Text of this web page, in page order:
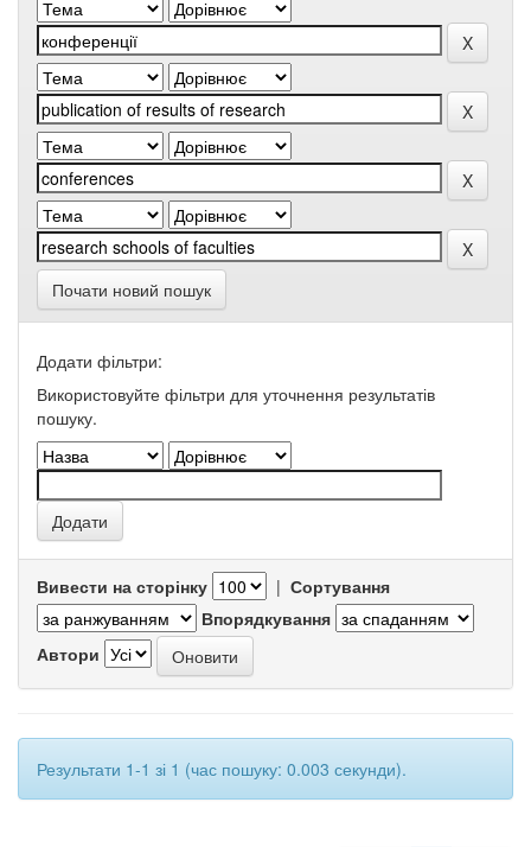
Почати новий пошук
Додати фільтри:
Використовуйте фільтри для уточнення результатів
пошуку.
Вивести на сторінку | Сортування
Впорядкування
Автори
Результати 1-1 зі 1 (час пошуку: 0.003 секунди).